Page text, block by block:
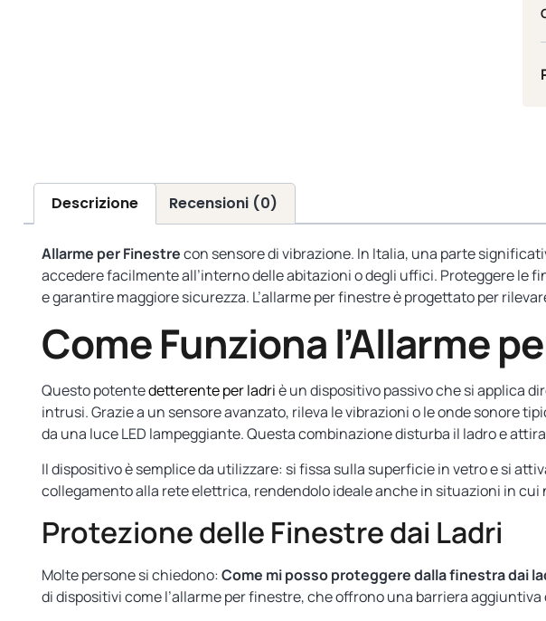
Descrizione Recensioni (0)
Allarme per Finestrecon sensore di vibrazione. In Italia, una parte
accedere facilmente all’interno delle abitazioni o degli uffici. Proteggere le
e garantire maggiore sicurezza. L’allarme per finestre è progettato per
Come Funziona l’Allarme
Questo potentedetterente per ladriè un dispositivo passivo che si applica
intrusi. Grazie a un sensore avanzato, rileva le vibrazioni o le onde sonore
da una luce LED lampeggiante. Questa combinazione disturba il ladro e
Il dispositivo è semplice da utilizzare: si fissa sulla superficie in vetro e si
collegamento alla rete elettrica, rendendolo ideale anche in situazioni in cui
Protezione delle Finestre dai Ladri
Molte persone si chiedono:Come mi posso proteggere dalla finestra dai
di dispositivi come l’allarme per finestre, che offrono una barriera